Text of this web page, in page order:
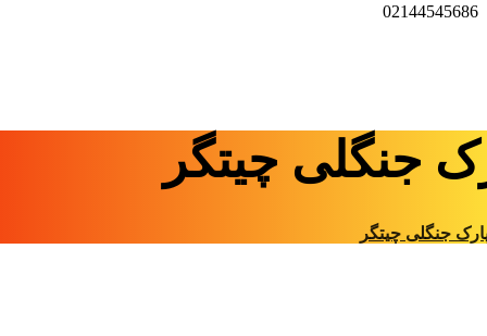
02144545686
جنگلی چیتگر
جنگلی چیتگر